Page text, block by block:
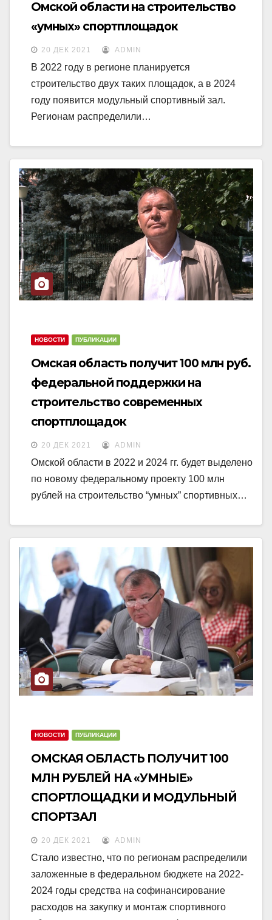
Омской области на строительство
«умных» спортплощадок
20 ДЕК 2021 ADMIN
В 2022 году в регионе планируется
строительство двух таких площадок, а в 2024
году появится модульный спортивный зал.
Регионам распределили…
НОВОСТИ ПУБЛИКАЦИИ
Омская область получит 100 млн руб.
федеральной поддержки на
строительство современных
спортплощадок
20 ДЕК 2021 ADMIN
Омской области в 2022 и 2024 гг. будет выделено
по новому федеральному проекту 100 млн
рублей на строительство “умных” спортивных…
НОВОСТИ ПУБЛИКАЦИИ
ОМСКАЯ ОБЛАСТЬ ПОЛУЧИТ 100
МЛН РУБЛЕЙ НА «УМНЫЕ»
СПОРТЛОЩАДКИ И МОДУЛЬНЫЙ
СПОРТЗАЛ
20 ДЕК 2021 ADMIN
Стало известно, что по регионам распределили
заложенные в федеральном бюджете на 2022-
2024 годы средства на софинансирование
расходов на закупку и монтаж спортивного